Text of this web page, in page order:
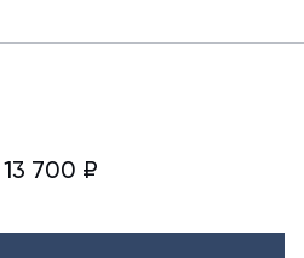
13 700 ₽